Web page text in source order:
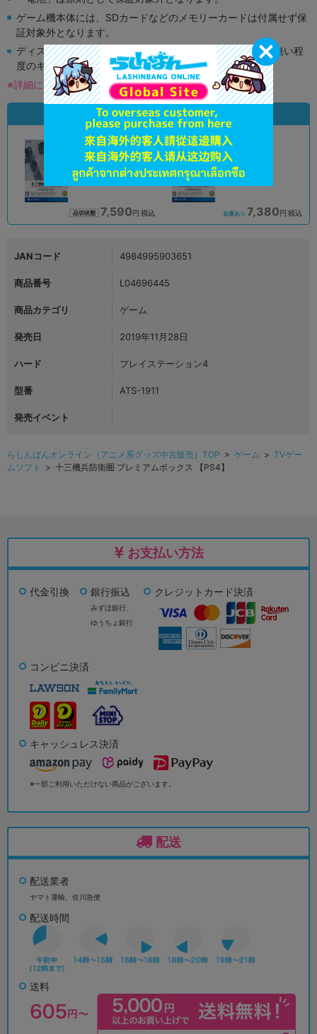
ゲーム機本体には、SDカードなどのメモリーカードは付属せず保
証対象外となります。
ディスク類の読み取り面のキズに関しまして再生に支障が無い程
度のキズがある場合がございます。
※詳細につきましてはコチラ
状態違いの同一商品
状態 : A
オンライン
品切状態 7,590円 税込 在庫あり 7,380円 税込
JANコード 4984995903651
商品番号 L04696445
商品カテゴリ ゲーム
発売日 2019年11月28日
ハード プレイステーション4
型番 ATS-1911
発売イベント
らしんばんオンライン（アニメ系グッズ中古販売）TOP > ゲーム > TVゲー
ムソフト
> 十三機兵防衛圏 プレミアムボックス 【PS4】
お支払い方法
代金引換 銀行振込
みずほ銀行、
ゆうちょ銀行
クレジットカード決済
コンビニ決済
キャッシュレス決済
※一部ご利用いただけない商品がございます。
配送
配送業者
ヤマト運輸、佐川急便
配送時間
送料